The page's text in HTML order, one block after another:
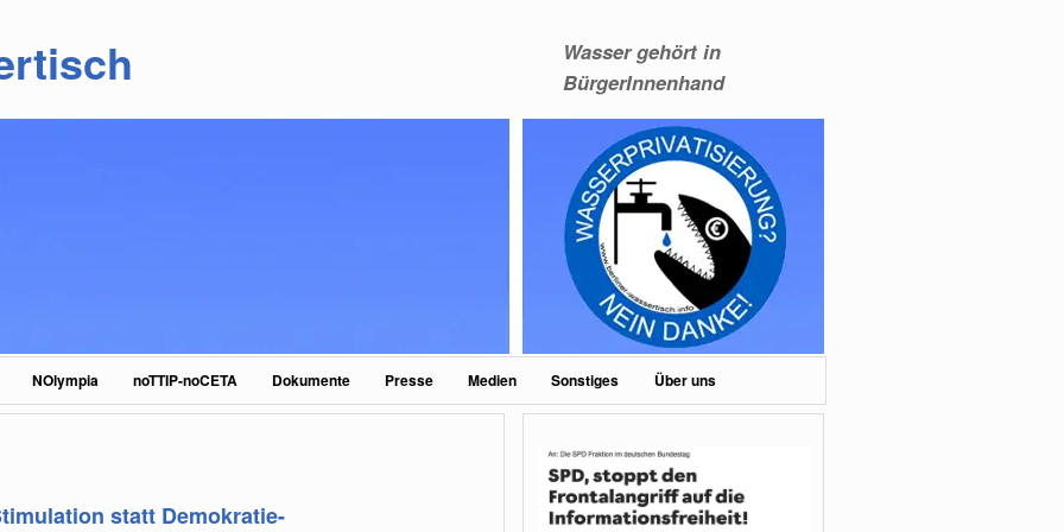
Wasser gehört in
BürgerInnenhand
NOlympia noTTIP-noCETA Dokumente Presse Medien Sonstiges Über uns
statt Demokratie-